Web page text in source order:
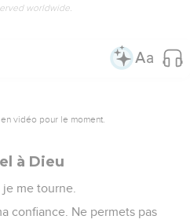
worldwide.
vidéo pour le moment.
à Dieu
me tourne.
confiance. Ne permets pas